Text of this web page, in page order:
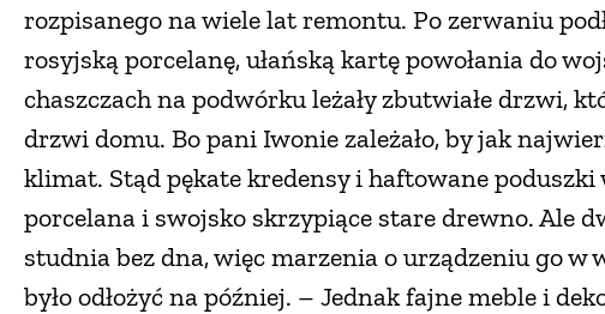
rozpisanego na wiele lat remontu. Po zerwaniu
rosyjską porcelanę, ułańską kartę powołania do
chaszczach na podwórku leżały zbutwiałe drzwi,
drzwi domu. Bo pani Iwonie zależało, by jak
klimat. Stąd pękate kredensy i haftowane
porcelana i swojsko skrzypiące stare drewno. Ale
studnia bez dna, więc marzenia o urządzeniu go
było odłożyć na później. – Jednak fajne meble i